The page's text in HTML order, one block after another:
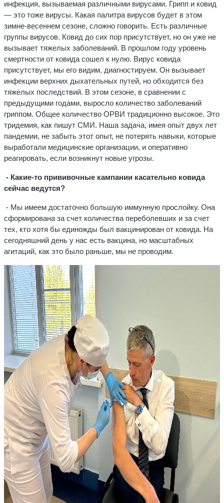
инфекция, вызываемая различными вирусами. Грипп и ковид
— это тоже вирусы. Какая палитра вирусов будет в этом
зимне-весеннем сезоне, сложно говорить. Есть различные
группы вирусов. Ковид до сих пор присутствует, но он уже не
вызывает тяжелых заболеваний. В прошлом году уровень
смертности от ковида сошел к нулю. Вирус ковида
присутствует, мы его видим, диагностируем. Он вызывает
инфекции верхних дыхательных путей, но обходится без
тяжелых последствий. В этом сезоне, в сравнении с
предыдущими годами, выросло количество заболеваний
гриппом. Общее количество ОРВИ традиционно высокое. Это
тридемия, как пишут СМИ. Наша задача, имея опыт двух лет
пандемии, не забыть этот опыт, не потерять навыки, которые
выработали медицинские организации, и оперативно
реагировать, если возникнут новые угрозы.
- Какие-то прививочные кампании касательно ковида
сейчас ведутся?
- Мы имеем достаточно большую иммунную прослойку. Она
сформирована за счет количества переболевших и за счет
тех, кто хотя бы единожды был вакцинирован от ковида. На
сегодняшний день у нас есть вакцина, но масштабных
агитаций, как это было раньше, мы не проводим.